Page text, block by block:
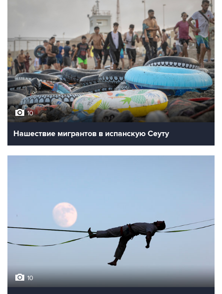
10
Нашествие мигрантов в испанскую Сеуту
10